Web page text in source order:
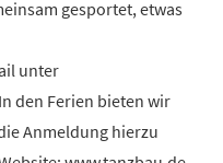
gesportet, etwas
unter
den Ferien bieten wir
Anmeldung hierzu